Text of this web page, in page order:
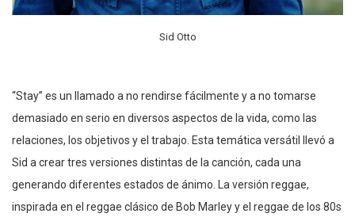
Sid Otto
“Stay” es un llamado a no rendirse fácilmente y a no tomarse
demasiado en serio en diversos aspectos de la vida, como las
relaciones, los objetivos y el trabajo. Esta temática versátil llevó a
Sid a crear tres versiones distintas de la canción, cada una
generando diferentes estados de ánimo. La versión reggae,
inspirada en el reggae clásico de Bob Marley y el reggae de los 80s